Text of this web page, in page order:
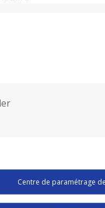
Centre de paramétrage